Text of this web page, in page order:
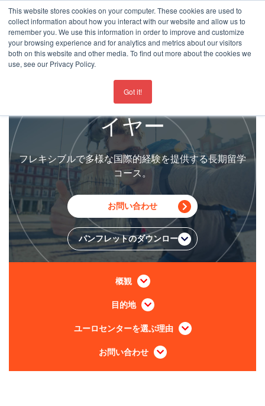
This website stores cookies on your computer. These cookies are used to
collect information about how you interact with our website and allow us to
remember you. We use this information in order to improve and customize
your browsing experience and for analytics and metrics about our visitors
both on this website and other media. To find out more about the cookies we
use, see our Privacy Policy.
Got it!
For the latest updates about our schools
ランゲージセメスター/
イヤー
フレキシブルで多様な国際的経験を提供する長期留学
コース。
お問い合わせ
パンフレットのダウンロード
概観
目的地
ユーロセンターを選ぶ理由
お問い合わせ